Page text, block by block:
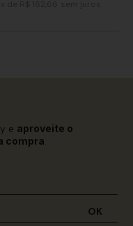
e aproveite o
compra.
OK